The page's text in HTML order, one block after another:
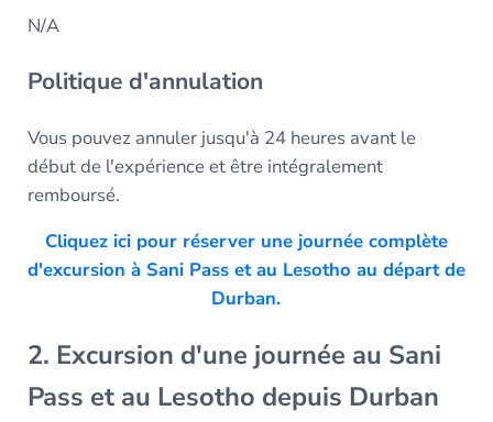
N/A
Politique d'annulation
Vous pouvez annuler jusqu'à 24 heures avant le
début de l'expérience et être intégralement
remboursé.
Cliquez ici pour réserver une journée complète
d'excursion à Sani Pass et au Lesotho au départ de
Durban.
2. Excursion d'une journée au Sani
Pass et au Lesotho depuis Durban